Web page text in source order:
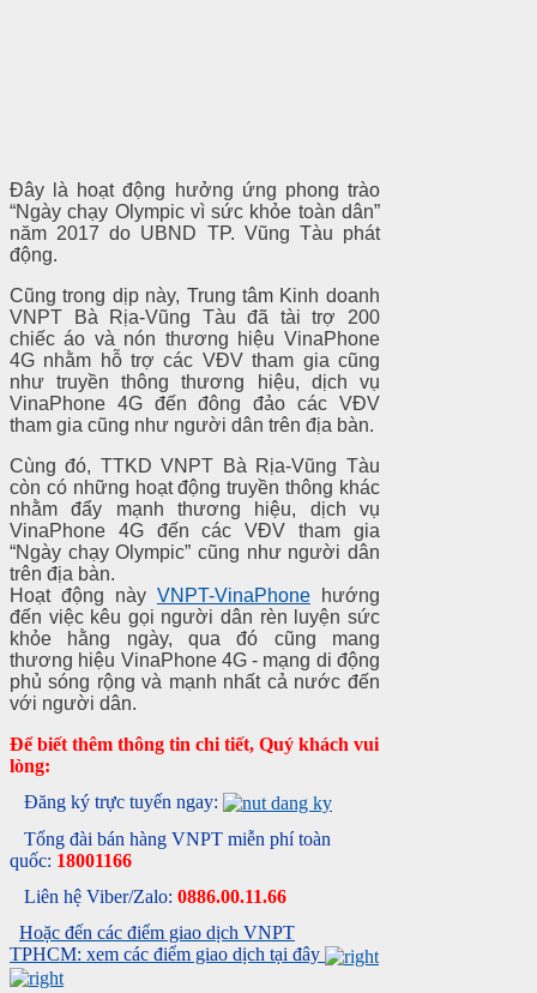
Đây là hoạt động hưởng ứng phong trào
“Ngày chạy Olympic vì sức khỏe toàn dân”
năm 2017 do UBND TP. Vũng Tàu phát
động.
Cũng trong dịp này, Trung tâm Kinh doanh
VNPT Bà Rịa-Vũng Tàu đã tài trợ 200
chiếc áo và nón thương hiệu VinaPhone
4G nhằm hỗ trợ các VĐV tham gia cũng
như truyền thông thương hiệu, dịch vụ
VinaPhone 4G đến đông đảo các VĐV
tham gia cũng như người dân trên địa bàn.
Cùng đó, TTKD VNPT Bà Rịa-Vũng Tàu
còn có những hoạt động truyền thông khác
nhằm đẩy mạnh thương hiệu, dịch vụ
VinaPhone 4G đến các VĐV tham gia
“Ngày chạy Olympic” cũng như người dân
trên địa bàn.
Hoạt động này VNPT-VinaPhonehướng
đến việc kêu gọi người dân rèn luyện sức
khỏe hằng ngày, qua đó cũng mang
thương hiệu VinaPhone 4G - mạng di động
phủ sóng rộng và mạnh nhất cả nước đến
với người dân.
Để biết thêm thông tin chi tiết, Quý khách vui
lòng:
Đăng ký trực tuyến ngay:
Tổng đài bán hàng VNPT miễn phí toàn
quốc: 18001166
Liên hệ Viber/Zalo: 0886.00.11.66
Hoặc đến các điểm giao dịch VNPT
TPHCM: xem các điểm giao dịch tại đây